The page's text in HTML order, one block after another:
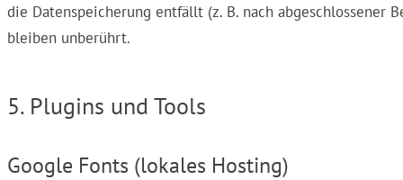
die Datenspeicherung entfällt (z. B. nach abgeschlossener
bleiben unberührt.
5. Plugins und Tools
Google Fonts (lokales Hosting)